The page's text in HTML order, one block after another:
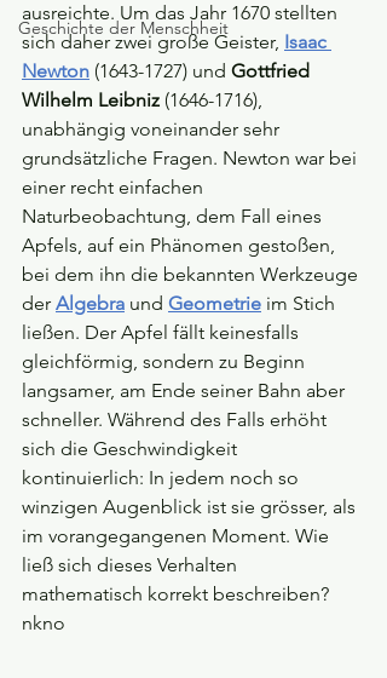
Geschichte der Menschheit
ausreichte. Um das Jahr 1670 stellten
sich daher zwei große Geister, Isaac
Newton (1643-1727) und Gottfried
Wilhelm Leibniz (1646-1716),
unabhängig voneinander sehr
grundsätzliche Fragen. Newton war bei
einer recht einfachen
Naturbeobachtung, dem Fall eines
Apfels, auf ein Phänomen gestoßen,
bei dem ihn die bekannten Werkzeuge
der Algebra und Geometrie im Stich
ließen. Der Apfel fällt keinesfalls
gleichförmig, sondern zu Beginn
langsamer, am Ende seiner Bahn aber
schneller. Während des Falls erhöht
sich die Geschwindigkeit
kontinuierlich: In jedem noch so
winzigen Augenblick ist sie grösser, als
im vorangegangenen Moment. Wie
ließ sich dieses Verhalten
mathematisch korrekt beschreiben?
nkno